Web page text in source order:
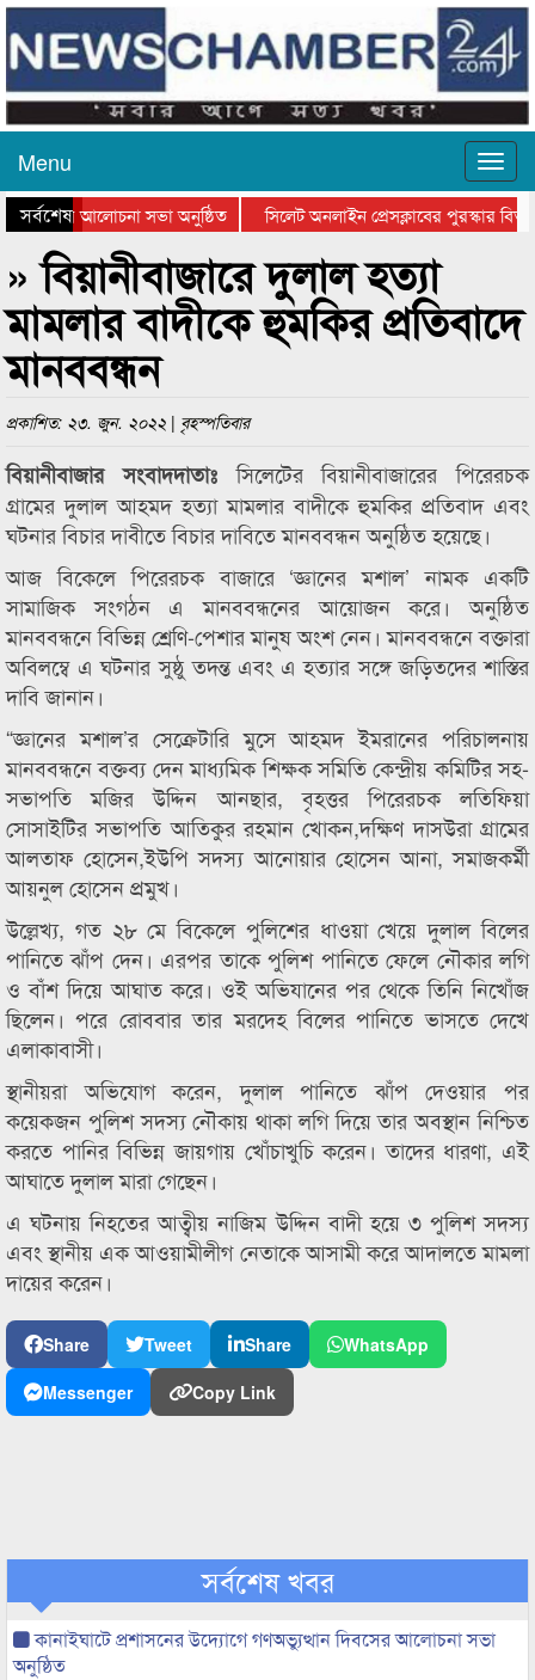
Menu
সর্বশেষ
দিবসের আলোচনা সভা অনুষ্ঠিত
সিলেট অনলাইন প্রেসক্লাবের পুরস্কার
সভা ও সম্মাননা প্রদান
» বিয়ানীবাজারে দুলাল হত্যা
মামলার বাদীকে হুমকির প্রতিবাদে
মানববন্ধন
প্রকাশিত: ২৩. জুন. ২০২২ | বৃহস্পতিবার
বিয়ানীবাজার সংবাদদাতাঃসিলেটের বিয়ানীবাজারের পিরেরচক
গ্রামের দুলাল আহমদ হত্যা মামলার বাদীকে হুমকির প্রতিবাদ এবং
ঘটনার বিচার দাবীতে বিচার দাবিতে মানববন্ধন অনুষ্ঠিত হয়েছে।
আজ বিকেলে পিরেরচক বাজারে ‘জ্ঞানের মশাল’ নামক একটি
সামাজিক সংগঠন এ মানববন্ধনের আয়োজন করে। অনুষ্ঠিত
মানববন্ধনে বিভিন্ন শ্রেণি-পেশার মানুষ অংশ নেন। মানববন্ধনে বক্তারা
অবিলম্বে এ ঘটনার সুষ্ঠু তদন্ত এবং এ হত্যার সঙ্গে জড়িতদের শাস্তির
দাবি জানান।
“জ্ঞানের মশাল’র সেক্রেটারি মুসে আহমদ ইমরানের পরিচালনায়
মানববন্ধনে বক্তব্য দেন মাধ্যমিক শিক্ষক সমিতি কেন্দ্রীয় কমিটির সহ-
সভাপতি মজির উদ্দিন আনছার, বৃহত্তর পিরেরচক লতিফিয়া
সোসাইটির সভাপতি আতিকুর রহমান খোকন,দক্ষিণ দাসউরা গ্রামের
আলতাফ হোসেন,ইউপি সদস্য আনোয়ার হোসেন আনা, সমাজকর্মী
আয়নুল হোসেন প্রমুখ।
উল্লেখ্য, গত ২৮ মে বিকেলে পুলিশের ধাওয়া খেয়ে দুলাল বিলের
পানিতে ঝাঁপ দেন। এরপর তাকে পুলিশ পানিতে ফেলে নৌকার লগি
ও বাঁশ দিয়ে আঘাত করে। ওই অভিযানের পর থেকে তিনি নিখোঁজ
ছিলেন। পরে রোববার তার মরদেহ বিলের পানিতে ভাসতে দেখে
এলাকাবাসী।
স্থানীয়রা অভিযোগ করেন, দুলাল পানিতে ঝাঁপ দেওয়ার পর
কয়েকজন পুলিশ সদস্য নৌকায় থাকা লগি দিয়ে তার অবস্থান নিশ্চিত
করতে পানির বিভিন্ন জায়গায় খোঁচাখুচি করেন। তাদের ধারণা, এই
আঘাতে দুলাল মারা গেছেন।
এ ঘটনায় নিহতের আত্বীয় নাজিম উদ্দিন বাদী হয়ে ৩ পুলিশ সদস্য
এবং স্থানীয় এক আওয়ামীলীগ নেতাকে আসামী করে আদালতে মামলা
দায়ের করেন।
Share Tweet Share
WhatsApp
Messenger
Copy Link
সর্বশেষ খবর
কানাইঘাটে প্রশাসনের উদ্যোগে গণঅভ্যুত্থান দিবসের আলোচনা সভা
অনুষ্ঠিত